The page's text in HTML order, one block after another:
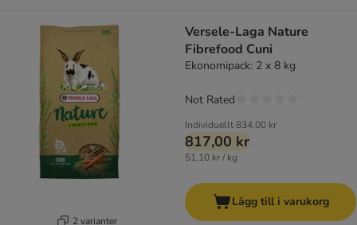
2 varianter
Versele-Laga Nature
Fibrefood Cuni
Ekonomipack: 2 x 8 kg
Individuellt834,00 kr
817,00 kr
51,10 kr / kg
Not Rated
Lägg till i varukorg